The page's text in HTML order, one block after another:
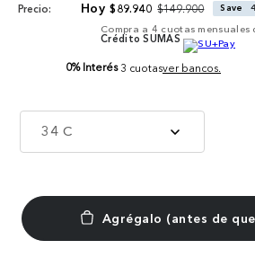
Precio: $89.940 $149.900 Save
Compra a 4 cuotas mensuales
Crédito SUMAS
0% Interés 3 cuotasver bancos.
34 C